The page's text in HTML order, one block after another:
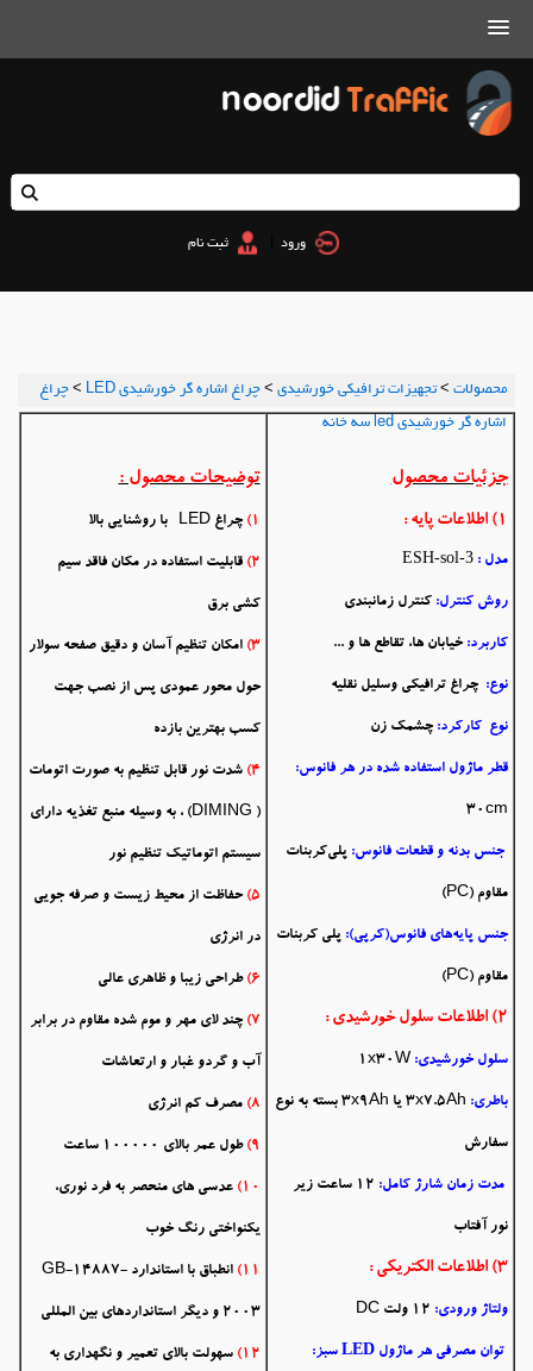
ورود ثبت نام
محصولات >تجهیزات ترافیکی خورشیدی >چراغ اشاره گر خورشیدی LED >چراغ
اشاره گر خورشیدی led سه خانه
جزئیات محصول
1) اطلاعات پایه :
مدل : ESH-sol-3
روش کنترل: کنترل زمانبندی
کاربرد: خیابان ها، تقاطع ها و ...
نوع: چراغ ترافیکی وسلیل نقلیه
نوع کارکرد:چشمک زن
قطر ماژول استفاده شده در هر فانوس:
30cm
جنس بدنه و قطعات فانوس: پلی‌کربنات
مقاوم (PC)
جنس پایه‌های فانوس(کرپی):پلی کربنات
مقاوم (PC)
2) اطلاعات سلول خورشیدی :
سلول خورشیدی: 1x30W
باطری: 3x7.5Ah یا 3x9Ah بسته به نوع
سفارش
مدت زمان شارژ کامل: 12 ساعت زیر
نور آفتاب
3) اطلاعات الکتریکی :
ولتاژ ورودی: 12 ولت DC
توان مصرفی هر ماژولLED سبز:
توضیحات محصول :
1) چراغ LED با روشنایی بالا
2) قابلیت استفاده در مکان فاقد سیم
کشی برق
3) امکان تنظیم آسان و دقیق صفحه سولار
حول محور عمودی پس از نصب جهت
کسب بهترین بازده
4) شدت نور قابل تنظیم به صورت اتومات
( DIMING) ، به وسیله منبع تغذیه دارای
سیستم اتوماتیک تنظیم نور
5) حفاظت از محیط زیست و صرفه جویی
در انرژی
6) طراحی زیبا و ظاهری عالی
7) چند لایمهر و موم شده مقاوم در برابر
آب و گردو غبار و ارتعاشات
8) مصرف کم انرژی
9) طول عمر بالای 100000 ساعت
10) عدسی های منحصر به فرد نوری،
یکنواختی رنگ خوب
11) انطباق با استاندارد GB-14887-
2003 و دیگر استانداردهای بین المللی
12) سهولت بالای تعمیر و نگهداری به